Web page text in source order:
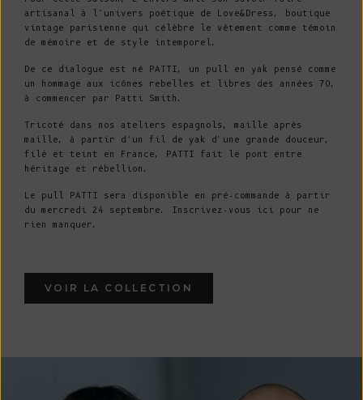
artisanal à l’univers poétique de Love&Dress, boutique
vintage parisienne qui célèbre le vêtement comme témoin
de mémoire et de style intemporel.
De ce dialogue est né PATTI, un pull en yak pensé comme
un hommage aux icônes rebelles et libres des années 70,
à commencer par Patti Smith.
Tricoté dans nos ateliers espagnols, maille après
maille, à partir d’un fil de yak d'une grande douceur,
filé et teint en France, PATTI fait le pont entre
héritage et rébellion.
Le pull PATTI sera disponible en pré-commande à partir
du mercredi 24 septembre. Inscrivez-vous ici pour ne
rien manquer.
VOIR LA COLLECTION